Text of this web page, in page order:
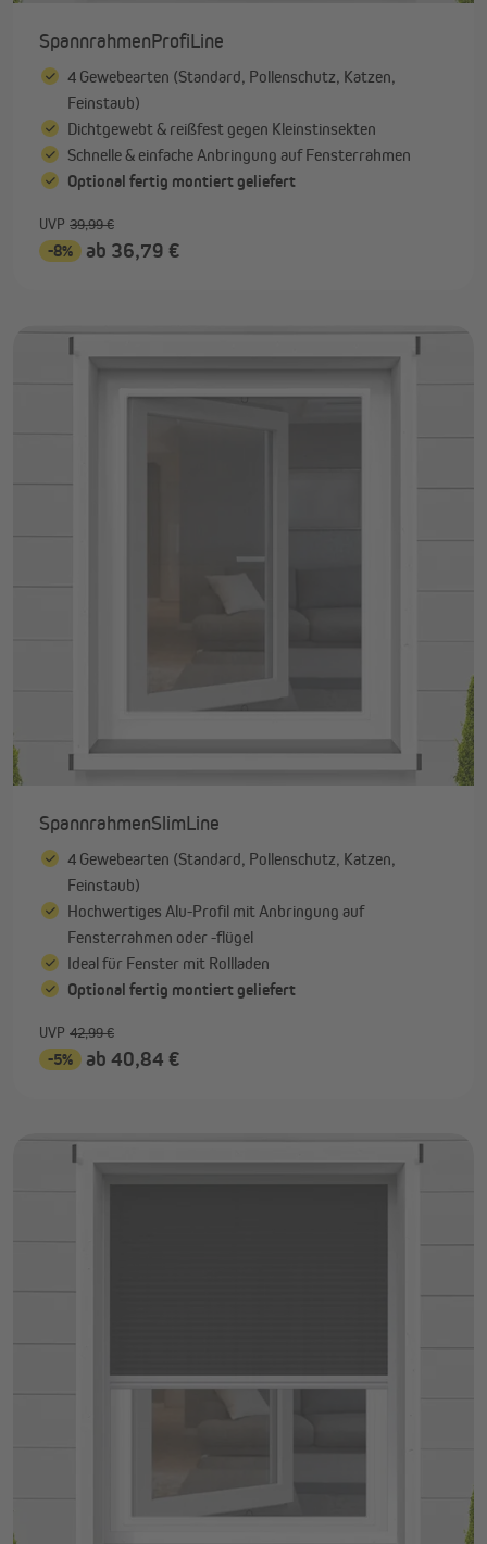
SpannrahmenProfiLine
4 Gewebearten (Standard, Pollenschutz, Katzen,
Feinstaub)
Dichtgewebt & reißfest gegen Kleinstinsekten
Schnelle & einfache Anbringung auf Fensterrahmen
Optional fertig montiert geliefert
UVP 39,99 €
-8% ab 36,79 €
SpannrahmenSlimLine
4 Gewebearten (Standard, Pollenschutz, Katzen,
Feinstaub)
Hochwertiges Alu-Profil mit Anbringung auf
Fensterrahmen oder -flügel
Ideal für Fenster mit Rollladen
Optional fertig montiert geliefert
UVP 42,99 €
-5% ab 40,84 €